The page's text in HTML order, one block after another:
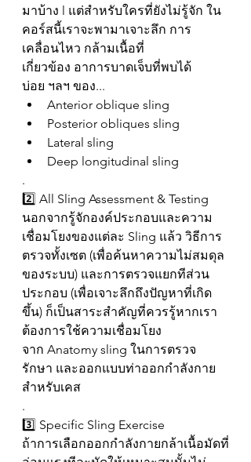
มาบ้าง l แต่สำหรับใครที่ยังไม่รู้จัก ใน
คอร์สนี้เราจะพามาเจาะลึก การ
เคลื่อนไหว กล้ามเนื้อที่
เกี่ยวข้อง อาการบาดเจ็บที่พบได้
บ่อย ฯลฯ ของ...
Anterior oblique sling
Posterior obliques sling
Lateral sling
Deep longitudinal sling
.
2️⃣ All Sling Assessment & Testing
นอกจากรู้จักองค์ประกอบและความ
เชื่อมโยงของแต่ละ Sling แล้ว วิธีการ
ตรวจทั้งเซต (เพื่อค้นหาความไม่สมดุล
ของระบบ) และการตรวจแยกทีส่วน
ประกอบ (เพื่อเจาะลึกถึงปัญหาที่เกิด
ขึ้น) ก็เป็นสาระสำคัญที่ควรรู้หากเรา
ต้องการใช้ความเชื่อมโยง
จาก Anatomy sling ในการตรวจ
รักษา และออกแบบท่าออกกำลังกาย
สำหรับเคส
.
3️⃣ Specific Sling Exercise
ถ้าการเลือกออกกำลังกายกล้าเนื้อมัดที่